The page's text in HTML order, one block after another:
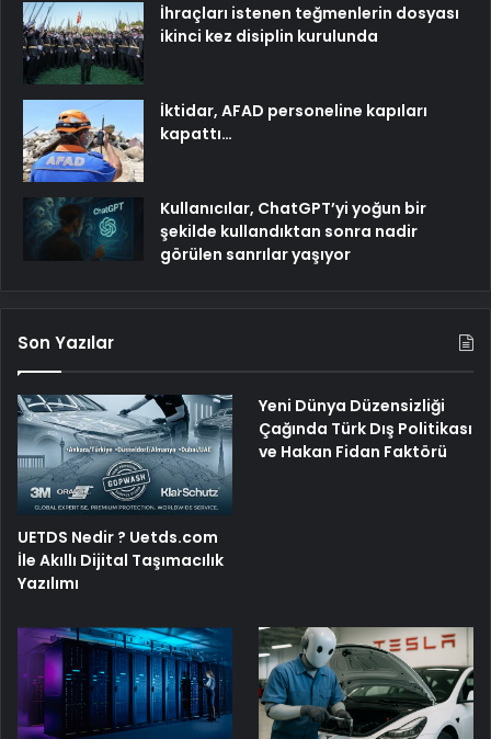
İhraçları istenen teğmenlerin dosyası
ikinci kez disiplin kurulunda
İktidar, AFAD personeline kapıları
kapattı…
Kullanıcılar, ChatGPT’yi yoğun bir
şekilde kullandıktan sonra nadir
görülen sanrılar yaşıyor
Son Yazılar
UETDS Nedir ? Uetds.com
İle Akıllı Dijital Taşımacılık
Yazılımı
Yeni Dünya Düzensizliği
Çağında Türk Dış Politikası
ve Hakan Fidan Faktörü